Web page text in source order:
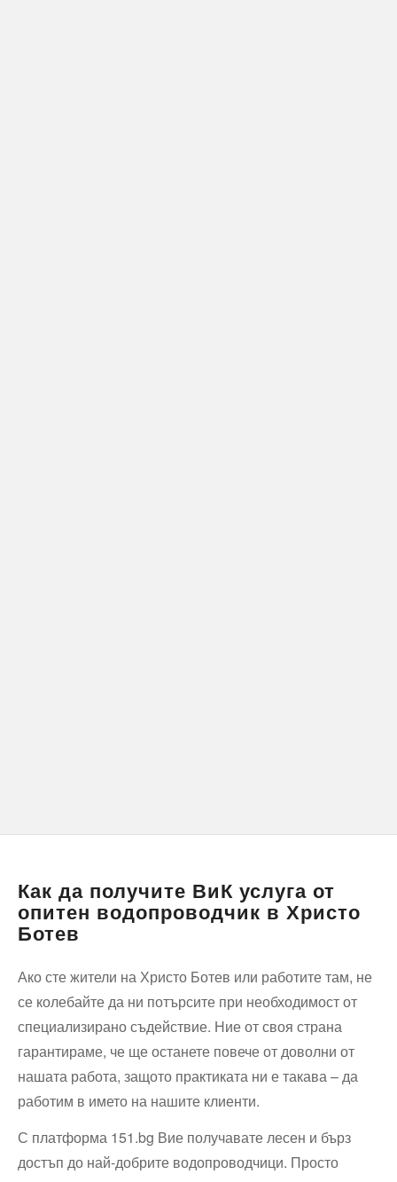
Как да получите ВиК услуга от
опитен водопроводчик в Христо
Ботев
Ако сте жители на Христо Ботев или работите там, не
се колебайте да ни потърсите при необходимост от
специализирано съдействие. Ние от своя страна
гарантираме, че ще останете повече от доволни от
нашата работа, защото практиката ни е такава – да
работим в името на нашите клиенти.
С платформа 151.bg Вие получавате лесен и бърз
достъп до най-добрите водопроводчици. Просто